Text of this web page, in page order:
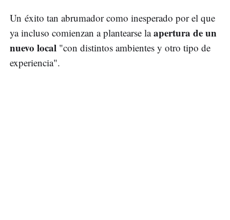
Un éxito tan abrumador como inesperado por el que
ya incluso comienzan a plantearse laapertura de un
nuevo local "con distintos ambientes y otro tipo de
experiencia".